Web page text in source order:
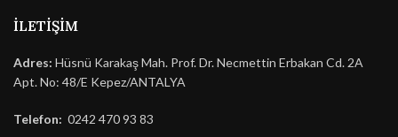
İLETIŞIM
Adres: Hüsnü Karakaş Mah. Prof. Dr. Necmettin Erbakan Cd. 2A
Apt. No: 48/E Kepez/ANTALYA
Telefon: 0242 470 93 83